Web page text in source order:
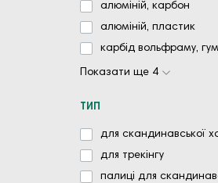
алюміній, карбон
алюміній, пластик
карбід вольфраму,
Показати ще 4
ТИП
для скандинавської
для трекінгу
палиці для